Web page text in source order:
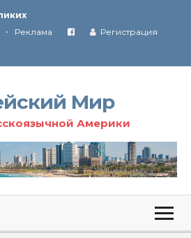
США с Ираном
в Иране
• Реклама
Регистрация
Мир
Америки